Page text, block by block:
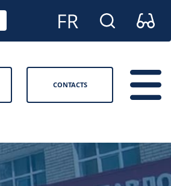
CONTACTS